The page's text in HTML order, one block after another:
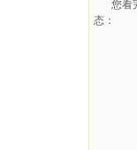
您看
态：